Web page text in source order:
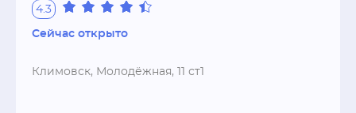
4.3
Сейчас открыто
Климовск, Молодёжная, 11 ст1